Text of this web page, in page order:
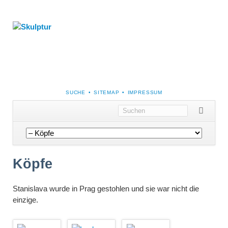
NAVIGATION
ÜBERSPRINGEN
SUCHE SITEMAP IMPRESSUM
Navigation
überspringen
Köpfe
Stanislava wurde in Prag gestohlen und sie war nicht die
einzige.